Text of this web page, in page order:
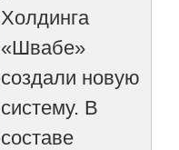
Холдинга
«Швабе»
создали новую
систему. В
составе